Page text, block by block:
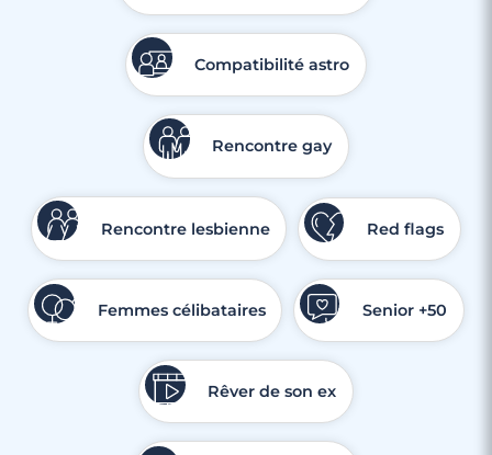
Compatibilité astro
Rencontre gay
Rencontre lesbienne Red flags
Femmes célibataires Senior +50
Rêver de son ex